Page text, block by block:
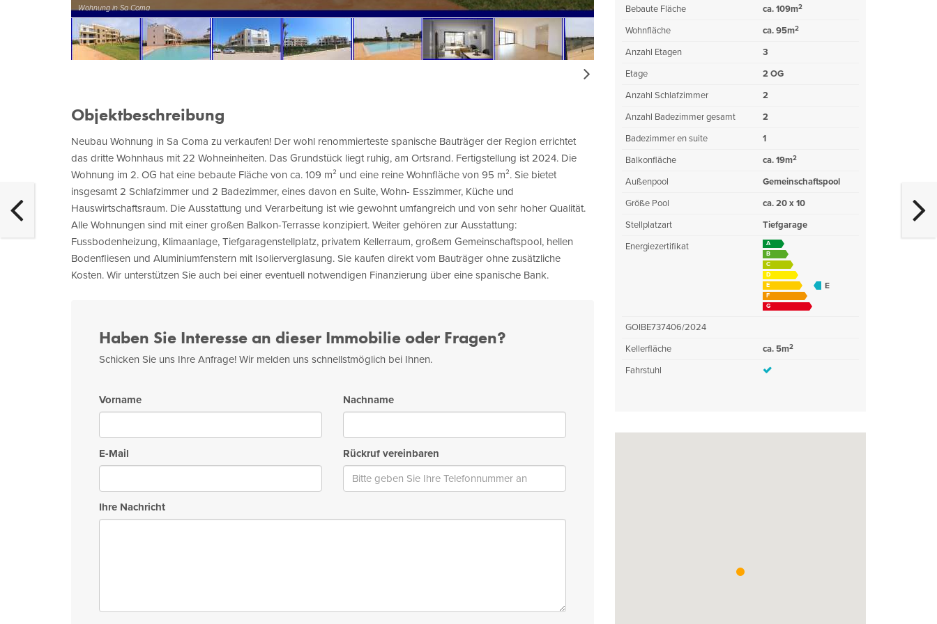
Wohnung in Sa Coma
Objektbeschreibung
Neubau Wohnung in Sa Coma zu verkaufen! Der wohl renommierteste spanische Bauträger der Region errichtet
das dritte Wohnhaus mit 22 Wohneinheiten. Das Grundstück liegt ruhig, am Ortsrand. Fertigstellung ist 2024. Die
Wohnung im 2. OG hat eine bebaute Fläche von ca. 109 m² und eine reine Wohnfläche von 95 m². Sie bietet
insgesamt 2 Schlafzimmer und 2 Badezimmer, eines davon en Suite, Wohn- Esszimmer, Küche und
Hauswirtschaftsraum. Die Ausstattung und Verarbeitung ist wie gewohnt umfangreich und von sehr hoher Qualität.
Alle Wohnungen sind mit einer großen Balkon-Terrasse konzipiert. Weiter gehören zur Ausstattung:
Fussbodenheizung, Klimaanlage, Tiefgaragenstellplatz, privatem Kellerraum, großem Gemeinschaftspool, hellen
Bodenfliesen und Aluminiumfenstern mit Isolierverglasung. Sie kaufen direkt vom Bauträger ohne zusätzliche
Kosten. Wir unterstützen Sie auch bei einer eventuell notwendigen Finanzierung über eine spanische Bank.
Haben Sie Interesse an dieser Immobilie oder Fragen?
Schicken Sie uns Ihre Anfrage! Wir melden uns schnellstmöglich bei Ihnen.
Vorname Nachname
E-Mail Rückruf vereinbaren
Ihre Nachricht
Bebaute Fläche ca. 109m2
Wohnfläche ca. 95m2
Anzahl Etagen
3
Etage
2 OG
Anzahl Schlafzimmer
2
Anzahl Badezimmer gesamt
2
Badezimmer en suite
1
Balkonfläche
ca. 19m2
Außenpool
Gemeinschaftspool
Größe Pool
ca. 20 x 10
Stellplatzart
Tiefgarage
Energiezertifikat
A
B
C
D
E
F
G
E
GOIBE737406/2024
Kellerfläche
ca. 5m2
Fahrstuhl